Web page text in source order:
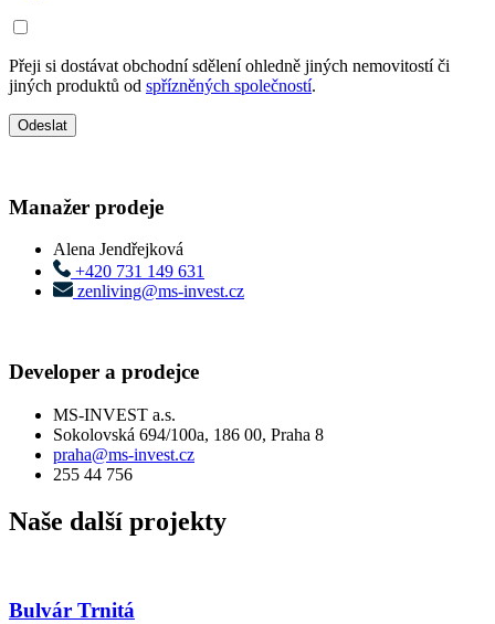
Přeji si dostávat obchodní sdělení ohledně jiných nemovitostí či
jiných produktů od spřízněných společností.
Manažer prodeje
Alena Jendřejková
+420 731 149 631
zenliving@ms-invest.cz
Developer a prodejce
MS-INVEST a.s.
Sokolovská 694/100a, 186 00, Praha 8
praha@ms-invest.cz
255 44 756
Naše další projekty
Bulvár Trnitá